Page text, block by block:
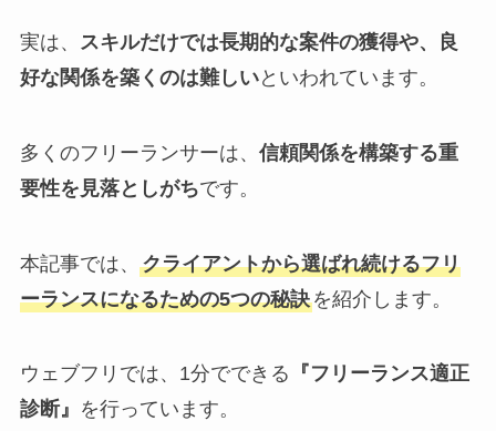
実は、 スキルだけでは長期的な案件の獲得や、良
好な関係を築くのは難しいといわれています。
多くのフリーランサーは、 信頼関係を構築する重
要性を見落としがちです。
本記事では、 クライアントから選ばれ続けるフリ
ーランスになるための5つの秘訣を紹介します。
ウェブフリでは、1分でできる 『フリーランス適正
診断』 を行っています。